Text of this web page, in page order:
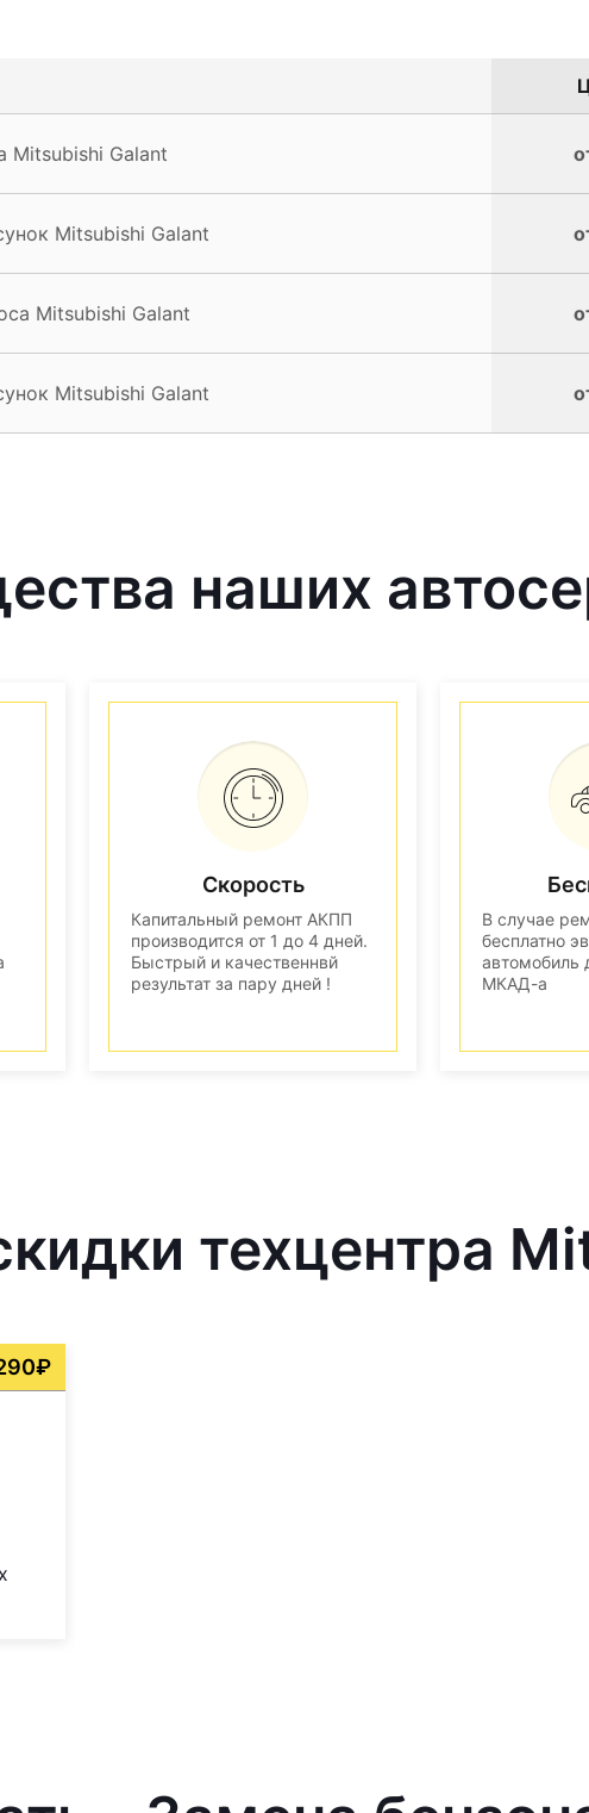
Mitsubishi Galant
Mitsubishi Galant
Mitsubishi Galant
Mitsubishi Galant
наших
Скорость
Капитальный ремонт АКПП
производится от 1 до 4 дней.
Быстрый и качественнвй
результат за пару дней !
В случае
бесплатно
автомобиль
МКАД-а
техцентра